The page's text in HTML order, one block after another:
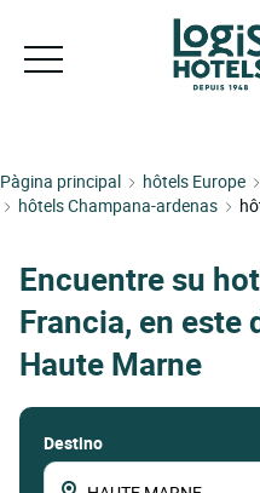
Pàgina principal hôtels Europe
hôtels Champana-ardenas
Encuentre su
Francia, en este
Haute Marne
Destino